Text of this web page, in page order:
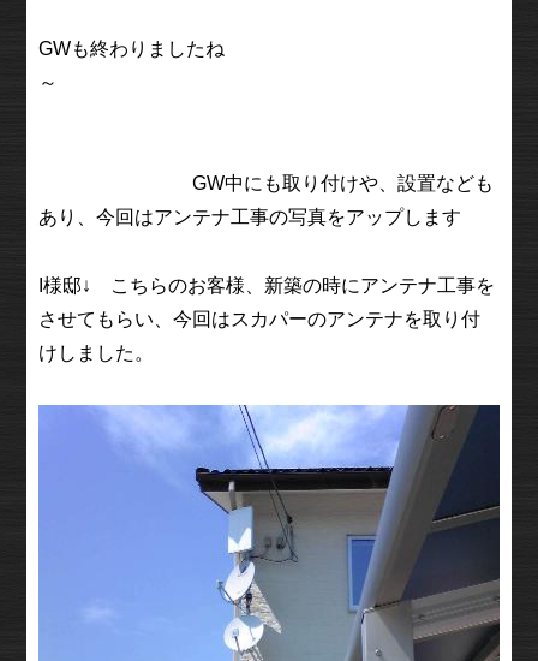
GWも終わりましたね
～
GW中にも取り付けや、設置なども
あり、今回はアンテナ工事の写真をアップします
I様邸↓ こちらのお客様、新築の時にアンテナ工事を
させてもらい、今回はスカパーのアンテナを取り付
けしました。